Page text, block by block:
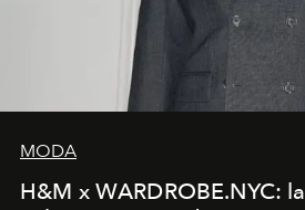
MODA
H&M x WARDROBE.NYC: